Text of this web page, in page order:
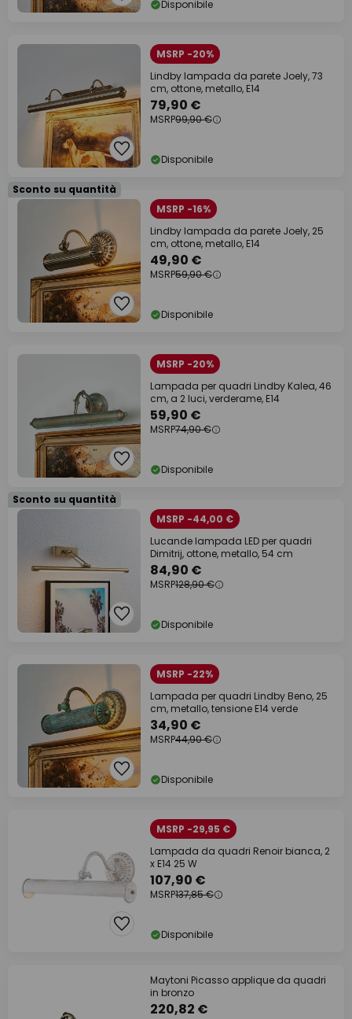
Disponibile
MSRP -20%
Lindby lampada da parete Joely, 73
cm, ottone, metallo, E14
79,90 €
MSRP99,90 €
Disponibile
Sconto su quantità
MSRP -16%
Lindby lampada da parete Joely, 25
cm, ottone, metallo, E14
49,90 €
MSRP59,90 €
Disponibile
MSRP -20%
Lampada per quadri Lindby Kalea, 46
cm, a 2 luci, verderame, E14
59,90 €
MSRP74,90 €
Disponibile
Sconto su quantità
MSRP -44,00 €
Lucande lampada LED per quadri
Dimitrij, ottone, metallo, 54 cm
84,90 €
MSRP128,90 €
Disponibile
MSRP -22%
Lampada per quadri Lindby Beno, 25
cm, metallo, tensione E14 verde
34,90 €
MSRP44,90 €
Disponibile
MSRP -29,95 €
Lampada da quadri Renoir bianca, 2
x E14 25 W
107,90 €
MSRP137,85 €
Disponibile
Maytoni Picasso applique da quadri
in bronzo
220,82 €